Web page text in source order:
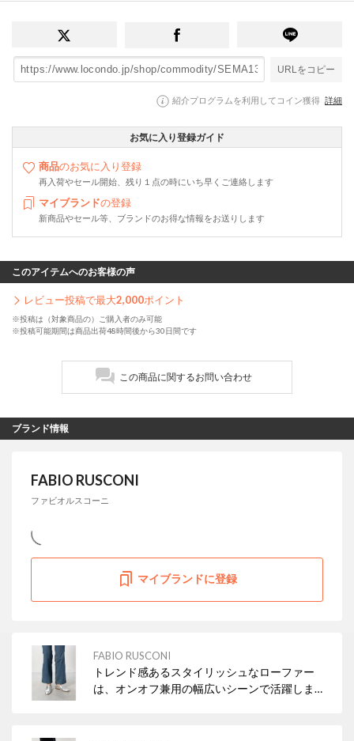
URLをコピー
紹介プログラムを利用してコイン獲得 詳細
お気に入り登録ガイド
商品のお気に入り登録
再入荷やセール開始、残り１点の時にいち早くご連絡します
マイブランドの登録
新商品やセール等、ブランドのお得な情報をお送りします
このアイテムへのお客様の声
レビュー投稿で最大2,000ポイント
※投稿は（対象商品の）ご購入者のみ可能
※投稿可能期間は商品出荷48時間後から30日間です
この商品に関するお問い合わせ
ブランド情報
FABIO RUSCONI
ファビオルスコーニ
マイブランドに登録
FABIO RUSCONI
トレンド感あるスタイリッシュなローファー
は、オンオフ兼用の幅広いシーンで活躍しま